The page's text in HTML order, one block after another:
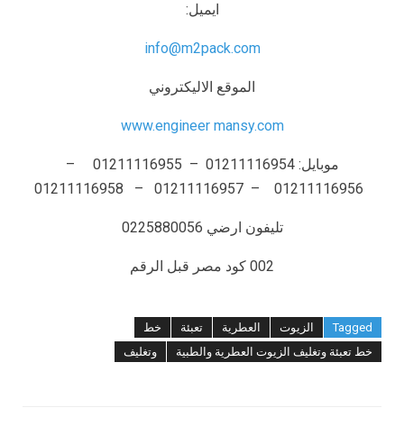
ايميل:
info@m2pack.com
الموقع الاليكتروني
www.engineer mansy.com
موبايل: 01211116954 – 01211116955 –
تليفون ارضي 0225880056
002 كود مصر قبل الرقم
Tagged الزيوت العطرية تعبئة
خط
خط تعبئة وتغليف الزيوت العطرية والطبية
وتغليف